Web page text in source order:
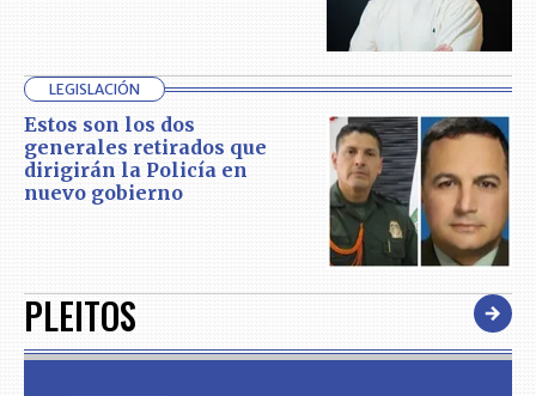
LEGISLACIÓN
Estos son los dos
generales retirados que
dirigirán la Policía en
nuevo gobierno
PLEITOS